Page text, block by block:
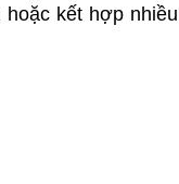
kết hợp nhiều